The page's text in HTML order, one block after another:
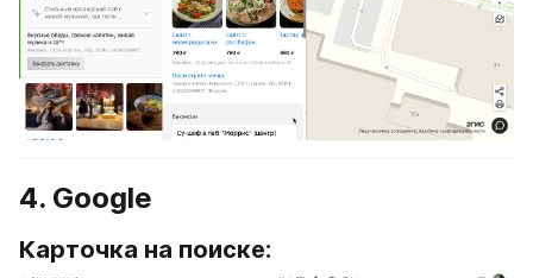
4. Google
Карточка на поиске: